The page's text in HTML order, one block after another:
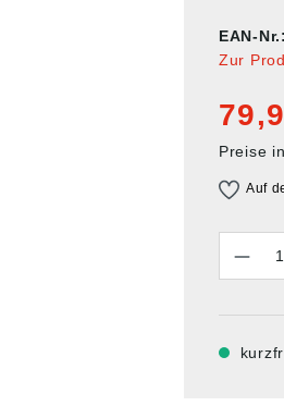
EAN-
Zur
Preise
Auf